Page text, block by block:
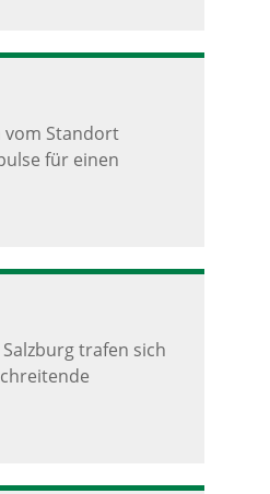
vom Standort
für einen
trafen sich